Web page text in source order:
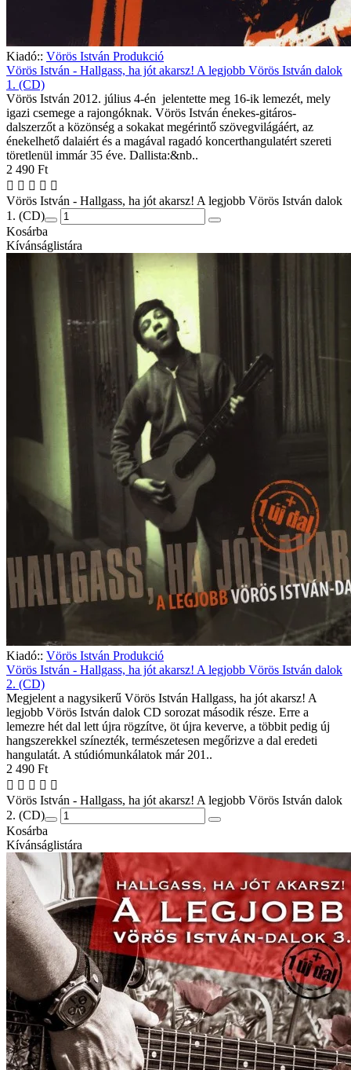
Kiadó:: Vörös István Produkció
Vörös István - Hallgass, ha jót akarsz! A legjobb Vörös István dalok
1. (CD)
Vörös István 2012. július 4-én jelentette meg 16-ik lemezét, mely
igazi csemege a rajongóknak. Vörös István énekes-gitáros-
dalszerzőt a közönség a sokakat megérintő szövegvilágáért, az
énekelhető dalaiért és a magával ragadó koncerthangulatért szereti
töretlenül immár 35 éve. Dallista:&nb..
2 490 Ft
Vörös István - Hallgass, ha jót akarsz! A legjobb Vörös István dalok
1. (CD)
Kosárba
Kívánságlistára
Kiadó:: Vörös István Produkció
Vörös István - Hallgass, ha jót akarsz! A legjobb Vörös István dalok
2. (CD)
Megjelent a nagysikerű Vörös István Hallgass, ha jót akarsz! A
legjobb Vörös István dalok CD sorozat második része. Erre a
lemezre hét dal lett újra rögzítve, öt újra keverve, a többit pedig új
hangszerekkel színezték, természetesen megőrizve a dal eredeti
hangulatát. A stúdiómunkálatok már 201..
2 490 Ft
Vörös István - Hallgass, ha jót akarsz! A legjobb Vörös István dalok
2. (CD)
Kosárba
Kívánságlistára